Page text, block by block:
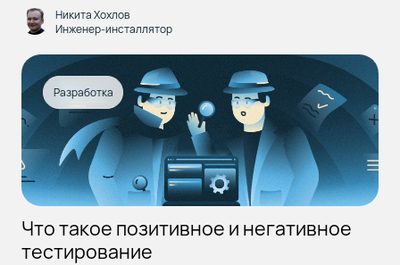
Никита Хохлов
Инженер-инсталлятор
Разработка
Что такое позитивное и негативное
тестирование